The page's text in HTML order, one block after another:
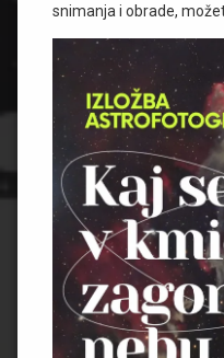
snimanja i obrade,